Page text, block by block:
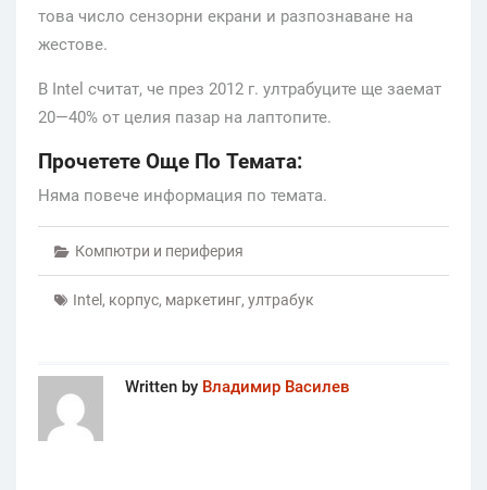
това число сензорни екрани и разпознаване на
жестове.
В Intel считат, че през 2012 г. ултрабуците ще заемат
20—40% от целия пазар на лаптопите.
Прочетете Още По Темата:
Няма повече информация по темата.
Компютри и периферия
Intel , корпус, маркетинг, ултрабук
Written by Владимир Василев